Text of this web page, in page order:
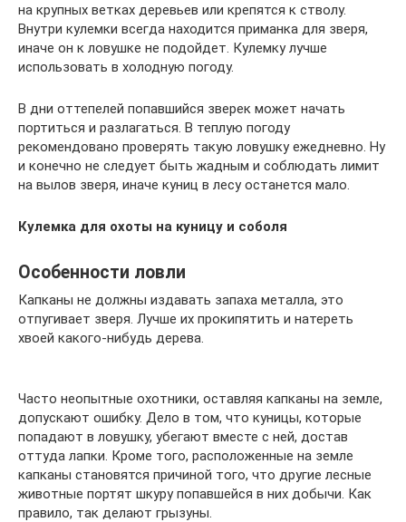
на крупных ветках деревьев или крепятся к стволу.
Внутри кулемки всегда находится приманка для зверя,
иначе он к ловушке не подойдет. Кулемку лучше
использовать в холодную погоду.
В дни оттепелей попавшийся зверек может начать
портиться и разлагаться. В теплую погоду
рекомендовано проверять такую ловушку ежедневно. Ну
и конечно не следует быть жадным и соблюдать лимит
на вылов зверя, иначе куниц в лесу останется мало.
Кулемка для охоты на куницу и соболя
Особенности ловли
Капканы не должны издавать запаха металла, это
отпугивает зверя. Лучше их прокипятить и натереть
хвоей какого-нибудь дерева.
Часто неопытные охотники, оставляя капканы на земле,
допускают ошибку. Дело в том, что куницы, которые
попадают в ловушку, убегают вместе с ней, достав
оттуда лапки. Кроме того, расположенные на земле
капканы становятся причиной того, что другие лесные
животные портят шкуру попавшейся в них добычи. Как
правило, так делают грызуны.